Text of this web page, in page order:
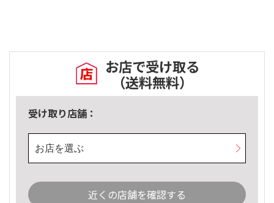
お店で受け取る
（送料無料）
受け取り店舗：
お店を選ぶ
近くの店舗を確認する